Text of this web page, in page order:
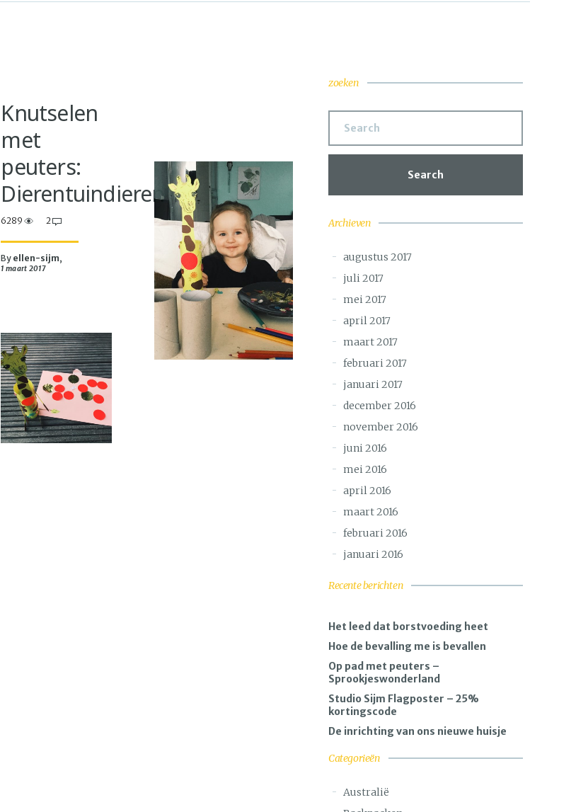
Knutselen
met
peuters:
Dierentuindieren
6289 2
By ellen-sijm,
1 maart 2017
zoeken
Search
Archieven
augustus 2017
juli 2017
mei 2017
april 2017
maart 2017
februari 2017
januari 2017
december 2016
november 2016
juni 2016
mei 2016
april 2016
maart 2016
februari 2016
januari 2016
Recente berichten
Het leed dat borstvoeding heet
Hoe de bevalling me is bevallen
Op pad met peuters –
Sprookjeswonderland
Studio Sijm Flagposter – 25%
kortingscode
De inrichting van ons nieuwe huisje
Categorieën
Australië